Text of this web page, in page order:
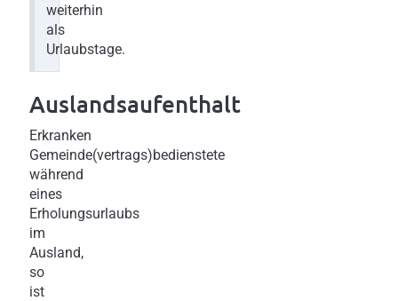
weiterhin
als
Urlaubstage.
Auslandsaufenthalt
Erkranken
Gemeinde(vertrags)bedienstete
während
eines
Erholungsurlaubs
im
Ausland,
so
ist